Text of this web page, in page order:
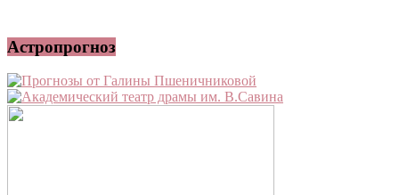
Астропрогноз